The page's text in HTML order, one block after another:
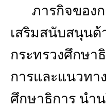
ภารกิจของกร
เสริมสนับสนุนด้
กระทรวงศึกษา
การและแนวทา
ศึกษาธิการ นำ